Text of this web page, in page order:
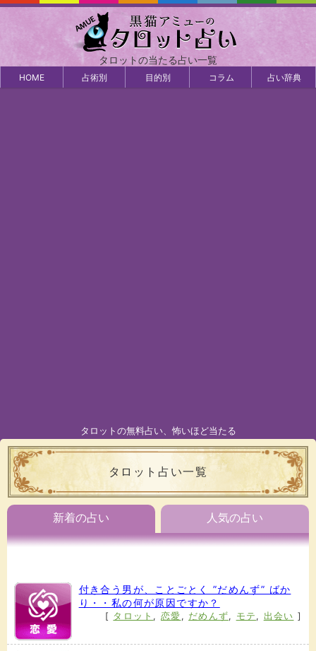
タロットの当たる占い一覧
HOME 占術別 目的別 コラム 占い辞典
タロットの無料占い、怖いほど当たる
タロット占い一覧
新着の占い 人気の占い
付き合う男が、ことごとく ”だめんず” ばか
り・・私の何が原因ですか？
[ タロット , 恋愛 , だめんず, モテ , 出会い ]